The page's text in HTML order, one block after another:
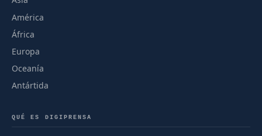
América
África
Europa
Oceanía
Antártida
QUÉ ES DIGIPRENSA